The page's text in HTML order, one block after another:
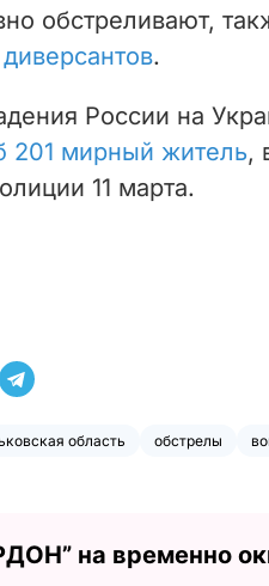
обстреливают,
.
России на
201 мирный житель,
11 марта.
область обстрелы
на временно